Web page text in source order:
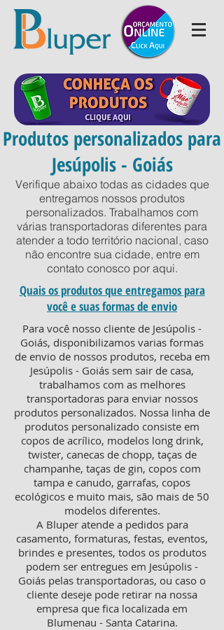
Produtos personalizados para
Jesúpolis - Goiás
Verifique abaixo todas as cidades que
entregamos nossos produtos
personalizados. Trabalhamos com
várias transportadoras diferentes para
atender a todo território nacional, caso
não encontre sua cidade, entre em
contato conosco por aqui.
Para você nosso cliente de Jesúpolis -
Goiás, disponibilizamos varias formas
de envio de nossos produtos, receba em
Jesúpolis - Goiás sem sair de casa,
trabalhamos com as melhores
transportadoras para enviar nossos
produtos personalizados. Nossa linha de
produtos personalizado consiste em
copos de acrílico, modelos long drink,
twister, canecas de chopp, taças de
champanhe, taças de gin, copos com
tampa e canudo, garrafas, copos
ecológicos e muito mais, são mais de 50
modelos diferentes.
A Bluper atende a pedidos para
casamento, formaturas, festas, eventos,
brindes e presentes, todos os produtos
podem ser entregues em Jesúpolis -
Goiás pelas transportadoras, ou caso o
cliente deseje pode retirar na nossa
empresa que fica localizada em
Blumenau - Santa Catarina.
Quais os produtos que entregamos para
você e suas formas de envio